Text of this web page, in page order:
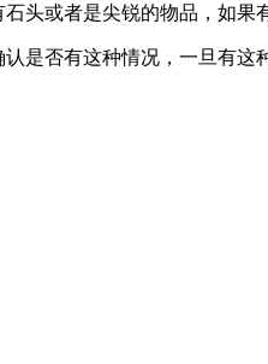
头或者是尖锐的物品，如果
是否有这种情况，一旦有这